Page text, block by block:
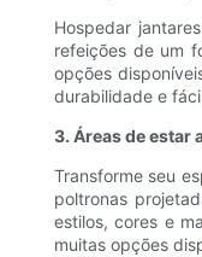
Hospedar
refeições de um
opções
durabilidade e
3. Áreas de estar
Transforme seu
poltronas
estilos, cores e
muitas opções